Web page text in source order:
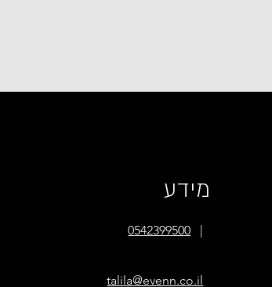
מידע
0542399500 |
talila@evenn.co.il